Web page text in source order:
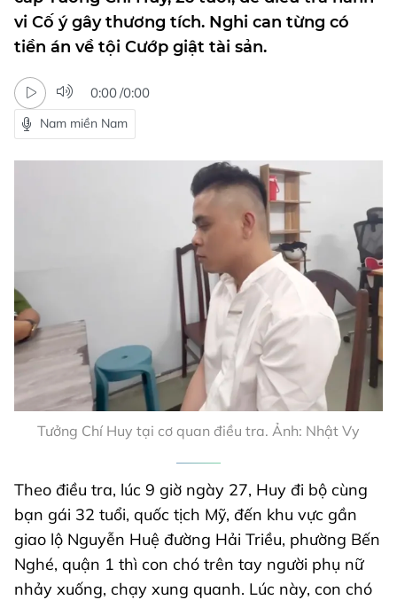
vi Cố ý gây thương tích. Nghi can từng có
tiền án về tội Cướp giật tài sản.
0:00/0:00
Nam miền Nam
Tưởng Chí Huy tại cơ quan điều tra. Ảnh: Nhật Vy
Theo điều tra, lúc 9 giờ ngày 27, Huy đi bộ cùng
bạn gái 32 tuổi, quốc tịch Mỹ, đến khu vực gần
giao lộ Nguyễn Huệ đường Hải Triều, phường Bến
Nghé, quận 1 thì con chó trên tay người phụ nữ
nhảy xuống, chạy xung quanh. Lúc này, con chó